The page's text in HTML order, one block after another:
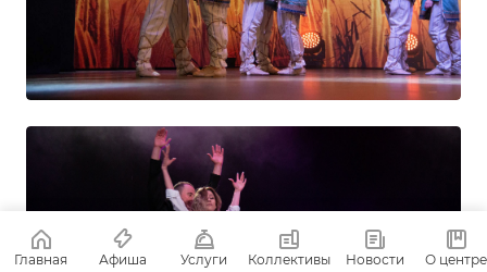
Главная Афиша Услуги Коллективы Новости О центре